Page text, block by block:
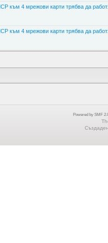
към 4 мрежови карти трябва да
към 4 мрежови карти трябва да
Powered by SMF